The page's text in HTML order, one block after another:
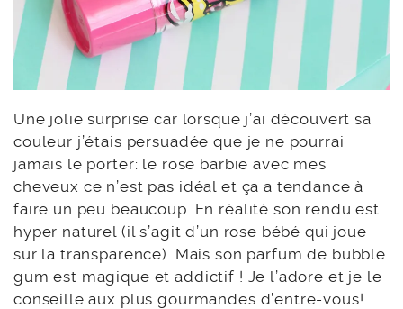
Une jolie surprise car lorsque j’ai découvert sa
couleur j’étais persuadée que je ne pourrai
jamais le porter: le rose barbie avec mes
cheveux ce n’est pas idéal et ça a tendance à
faire un peu beaucoup. En réalité son rendu est
hyper naturel (il s’agit d’un rose bébé qui joue
sur la transparence). Mais son parfum de bubble
gum est magique et addictif ! Je l’adore et je le
conseille aux plus gourmandes d’entre-vous!